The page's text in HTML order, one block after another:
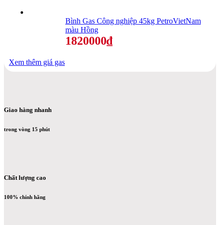
Bình Gas Công nghiệp 45kg PetroVietNam
màu Hồng
1820000₫
Xem thêm giá gas
Giao hàng nhanh
trong vòng 15 phút
Chất lượng cao
100% chính hãng